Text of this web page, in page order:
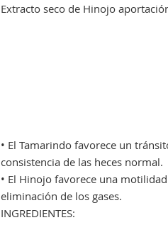
Extracto seco de Hinojo
• El Tamarindo favorece un
consistencia de las heces normal.
• El Hinojo favorece una
eliminación de los gases.
INGREDIENTES: